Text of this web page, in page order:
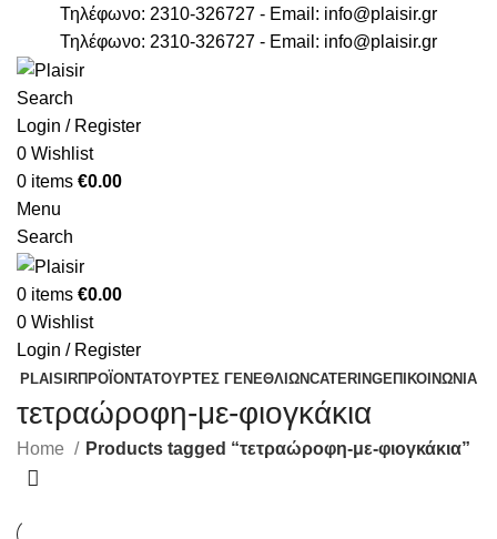
Τηλέφωνο: 2310-326727 - Email: info@plaisir.gr
Τηλέφωνο: 2310-326727 - Email: info@plaisir.gr
Search
Login / Register
0 Wishlist
0 items €0.00
Menu
Search
0 items €0.00
0 Wishlist
Login / Register
PLAISIRΠΡΟΪΟΝΤΑΤΟΥΡΤΕΣ ΓΕΝΕΘΛΙΩΝCATERINGΕΠΙΚΟΙΝΩΝΙΑ
τετραώροφη-με-φιογκάκια
Home Products tagged “τετραώροφη-με-φιογκάκια”